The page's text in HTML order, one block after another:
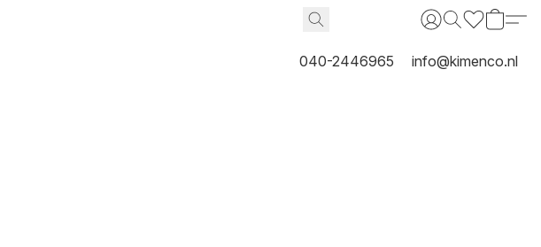
040-2446965 info@kimenco.nl